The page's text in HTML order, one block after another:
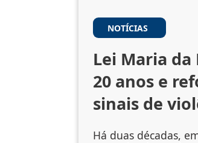
NOTÍCIAS
Lei Maria
20 anos e
sinais de
Há duas décadas,